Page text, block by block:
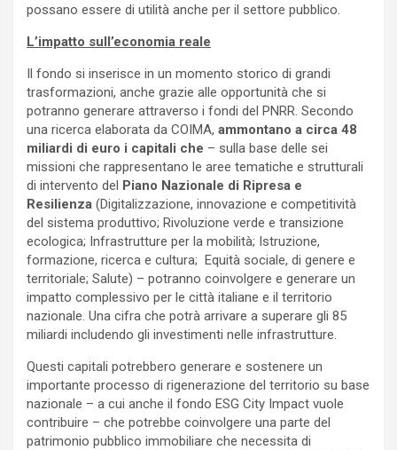
possano essere di utilità anche per il settore pubblico.
L’impatto sull’economia reale
Il fondo si inserisce in un momento storico di grandi
trasformazioni, anche grazie alle opportunità che si
potranno generare attraverso i fondi del PNRR. Secondo
una ricerca elaborata da COIMA, ammontano a circa 48
miliardi di euro i capitali che – sulla base delle sei
missioni che rappresentano le aree tematiche e strutturali
di intervento del Piano Nazionale di Ripresa e
Resilienza (Digitalizzazione, innovazione e competitività
del sistema produttivo; Rivoluzione verde e transizione
ecologica; Infrastrutture per la mobilità; Istruzione,
formazione, ricerca e cultura; Equità sociale, di genere e
territoriale; Salute) – potranno coinvolgere e generare un
impatto complessivo per le città italiane e il territorio
nazionale. Una cifra che potrà arrivare a superare gli 85
miliardi includendo gli investimenti nelle infrastrutture.
Questi capitali potrebbero generare e sostenere un
importante processo di rigenerazione del territorio su base
nazionale – a cui anche il fondo ESG City Impact vuole
contribuire – che potrebbe coinvolgere una parte del
patrimonio pubblico immobiliare che necessita di